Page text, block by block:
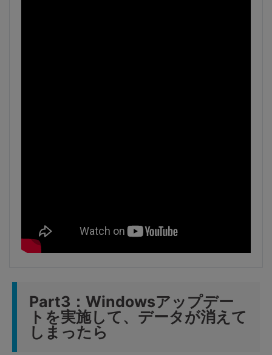
Part3：Windowsアップデー
トを実施して、データが消えて
しまったら